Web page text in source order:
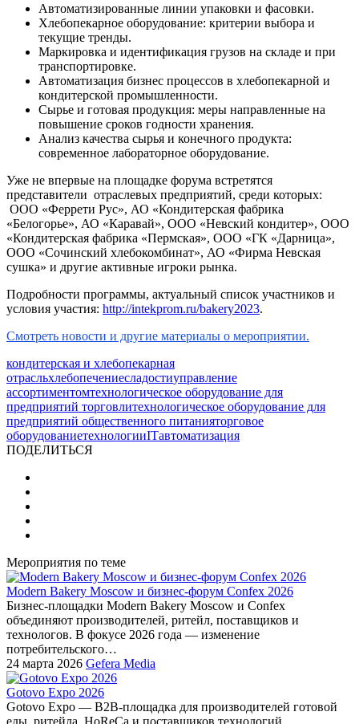
Автоматизированные линии упаковки и фасовки.
Хлебопекарное оборудование: критерии выбора и
текущие тренды.
Маркировка и идентификация грузов на складе и при
транспортировке.
Автоматизация бизнес процессов в хлебопекарной и
кондитерской промышленности.
Сырье и готовая продукция: меры направленные на
повышение сроков годности хранения.
Анализ качества сырья и конечного продукта:
современное лабораторное оборудование.
Уже не впервые на площадке форума встретятся
представители отраслевых предприятий, среди которых:
ООО «Феррети Рус», АО «Кондитерская фабрика
«Белогорье», АО «Каравай», ООО «Невский кондитер», ООО
«Кондитерская фабрика «Пермская», ООО «ГК «Дарница»,
ООО «Сочинский хлебокомбинат», АО «Фирма Невская
сушка» и другие активные игроки рынка.
Подробности программы, актуальный список участников и
условия участия: http://intekprom.ru/bakery2023.
Смотреть новости и другие материалы о мероприятии.
кондитерская и хлебопекарная
отрасльхлебопечениесладостиуправление
ассортиментомтехнологическое оборудование для
предприятий торговлитехнологическое оборудование для
предприятий общественного питанияторговое
оборудованиетехнологииITавтоматизация
ПОДЕЛИТЬСЯ
Мероприятия по теме
Modern Bakery Moscow и бизнес-форум Confex 2026
Бизнес-площадки Modern Bakery Moscow и Confex
объединяют производителей, ритейл, поставщиков и
технологов. В фокусе 2026 года — изменение
потребительского…
24 марта 2026 Gefera Media
Gotovo Expo 2026
Gotovo Expo — B2B-площадка для производителей готовой
еды, ритейла, HoReCa и поставщиков технологий.